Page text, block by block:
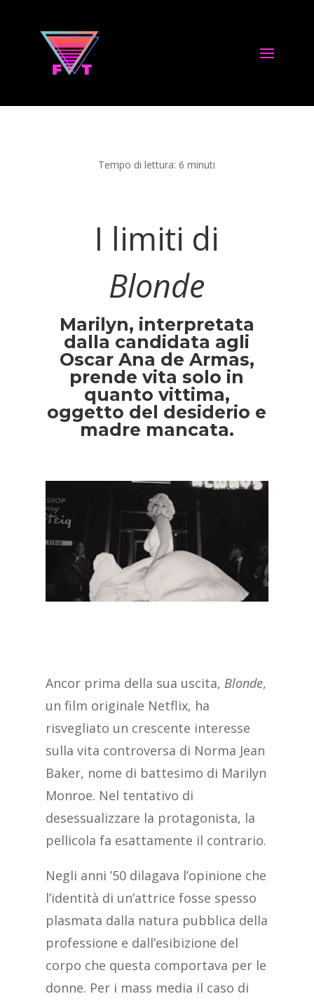
Tempo di lettura: 6 minuti
I limiti di
Blonde
Marilyn, interpretata
dalla candidata agli
Oscar Ana de Armas,
prende vita solo in
quanto vittima,
oggetto del desiderio e
madre mancata.
Ancor prima della sua uscita, Blonde,
un film originale Netflix, ha
risvegliato un crescente interesse
sulla vita controversa di Norma Jean
Baker, nome di battesimo di Marilyn
Monroe. Nel tentativo di
desessualizzare la protagonista, la
pellicola fa esattamente il contrario.
Negli anni ’50 dilagava l’opinione che
l’identità di un’attrice fosse spesso
plasmata dalla natura pubblica della
professione e dall’esibizione del
corpo che questa comportava per le
donne. Per i mass media il caso di